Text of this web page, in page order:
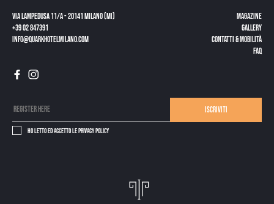
Via Lampedusa 11/a - 20141 Milano (MI)
+39 02 847391
info@quarkhotelmilano.com
Magazine
Gallery
CONTATTI & MOBILITÀ
FAQ
Iscriviti
Ho letto ed accetto le privacy policy